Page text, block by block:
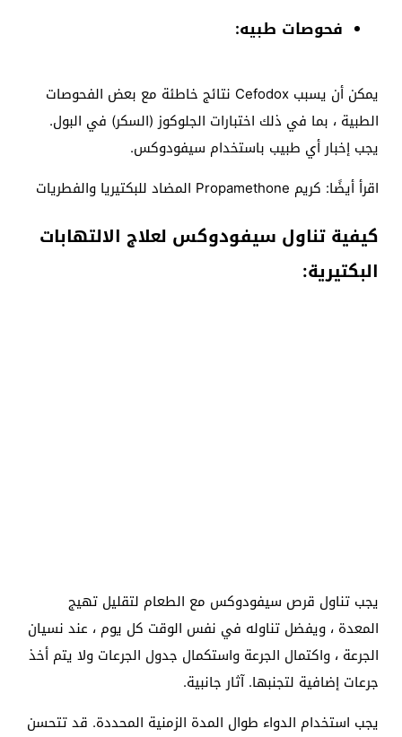
فحوصات طبيه:
يمكن أن يسبب Cefodox نتائج خاطئة مع بعض الفحوصات
الطبية ، بما في ذلك اختبارات الجلوكوز (السكر) في البول.
يجب إخبار أي طبيب باستخدام سيفودوكس.
اقرأ أيضًا: كريم Propamethone المضاد للبكتيريا والفطريات
كيفية تناول سيفودوكس لعلاج الالتهابات
البكتيرية:
يجب تناول قرص سيفودوكس مع الطعام لتقليل تهيج
المعدة ، ويفضل تناوله في نفس الوقت كل يوم ، عند نسيان
الجرعة ، واكتمال الجرعة واستكمال جدول الجرعات ولا يتم أخذ
جرعات إضافية لتجنبها. آثار جانبية.
يجب استخدام الدواء طوال المدة الزمنية المحددة. قد تتحسن